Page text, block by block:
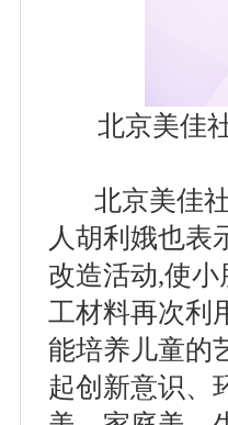
北京美佳社
北京美佳社
人胡利娥也表
改造活动,使
工材料再次利
能培养儿童的
起创新意识、